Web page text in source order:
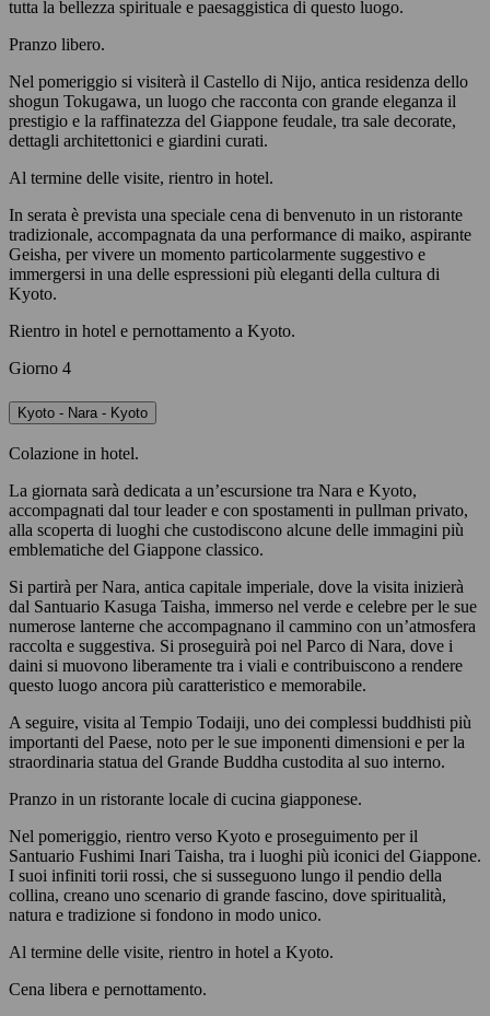
tutta la bellezza spirituale e paesaggistica di questo luogo.
Pranzo libero.
Nel pomeriggio si visiterà il Castello di Nijo, antica residenza dello
shogun Tokugawa, un luogo che racconta con grande eleganza il
prestigio e la raffinatezza del Giappone feudale, tra sale decorate,
dettagli architettonici e giardini curati.
Al termine delle visite, rientro in hotel.
In serata è prevista una speciale cena di benvenuto in un ristorante
tradizionale, accompagnata da una performance di maiko, aspirante
Geisha, per vivere un momento particolarmente suggestivo e
immergersi in una delle espressioni più eleganti della cultura di
Kyoto.
Rientro in hotel e pernottamento a Kyoto.
Giorno 4
Kyoto - Nara - Kyoto
Colazione in hotel.
La giornata sarà dedicata a un’escursione tra Nara e Kyoto,
accompagnati dal tour leader e con spostamenti in pullman privato,
alla scoperta di luoghi che custodiscono alcune delle immagini più
emblematiche del Giappone classico.
Si partirà per Nara, antica capitale imperiale, dove la visita inizierà
dal Santuario Kasuga Taisha, immerso nel verde e celebre per le sue
numerose lanterne che accompagnano il cammino con un’atmosfera
raccolta e suggestiva. Si proseguirà poi nel Parco di Nara, dove i
daini si muovono liberamente tra i viali e contribuiscono a rendere
questo luogo ancora più caratteristico e memorabile.
A seguire, visita al Tempio Todaiji, uno dei complessi buddhisti più
importanti del Paese, noto per le sue imponenti dimensioni e per la
straordinaria statua del Grande Buddha custodita al suo interno.
Pranzo in un ristorante locale di cucina giapponese.
Nel pomeriggio, rientro verso Kyoto e proseguimento per il
Santuario Fushimi Inari Taisha, tra i luoghi più iconici del Giappone.
I suoi infiniti torii rossi, che si susseguono lungo il pendio della
collina, creano uno scenario di grande fascino, dove spiritualità,
natura e tradizione si fondono in modo unico.
Al termine delle visite, rientro in hotel a Kyoto.
Cena libera e pernottamento.